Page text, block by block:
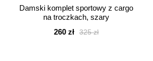
Damski komplet sportowy z cargo
na troczkach, szary
325 zł
260 zł